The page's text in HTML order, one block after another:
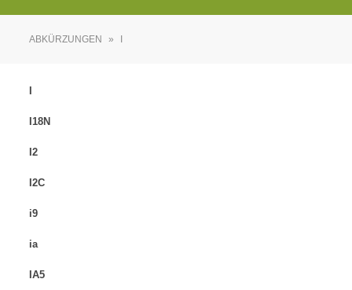
ABKÜRZUNGEN »
I18N
I2
I2C
i9
ia
IA5